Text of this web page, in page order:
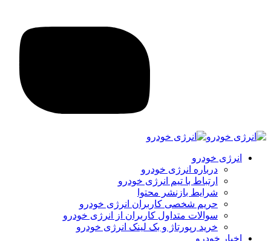
انرژی خودرو
درباره انرژی خودرو
ارتباط با تیم انرژی خودرو
شرایط بازنشر محتوا
حریم شخصی کاربران انرژی خودرو
سوالات متداول کاربران از انرژی خودرو
خرید رپورتاژ و بک لینک انرژی خودرو
اخبار خودرو